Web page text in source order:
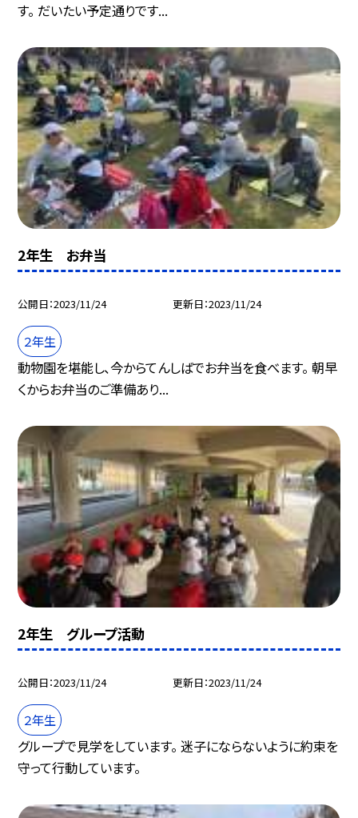
す。 だいたい予定通りです...
2年生 お弁当
公開日 2023/11/24 更新日 2023/11/24
２年生
動物園を堪能し、今からてんしばでお弁当を食べます。 朝早
くからお弁当のご準備あり...
2年生 グループ活動
公開日 2023/11/24 更新日 2023/11/24
２年生
グループで見学をしています。 迷子にならないように約束を
守って行動しています。